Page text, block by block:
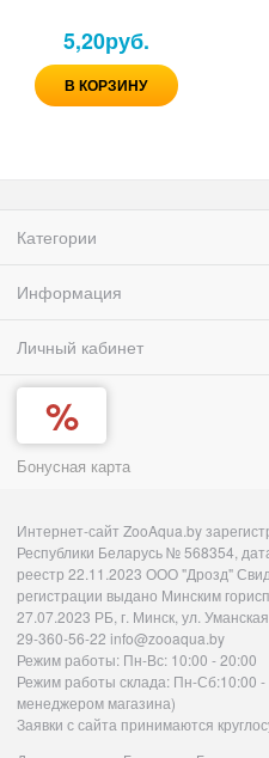
5,20руб.
В КОРЗИНУ
Категории
Информация
Личный кабинет
Бонусная карта
Интернет-сайт ZooAqua.by
Республики Беларусь № 568354,
реестр 22.11.2023 ООО "Дрозд"
регистрации выдано Минским
27.07.2023 РБ, г. Минск, ул.
29-360-56-22 info@zooaqua.by
Режим работы: Пн-Вс: 10:00 - 20:00
Режим работы склада: Пн-Сб:10:00 -
менеджером магазина)
Заявки с сайта принимаются